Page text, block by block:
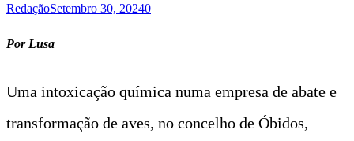
RedaçãoSetembro 30, 20240
Por Lusa
Uma intoxicação química numa empresa de abate e
transformação de aves, no concelho de Óbidos,